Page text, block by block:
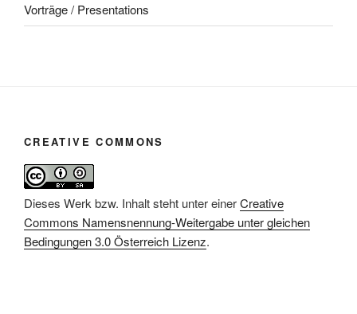
Vorträge / Presentations
CREATIVE COMMONS
Dieses Werk bzw. Inhalt steht unter einerCreative
Commons Namensnennung-Weitergabe unter gleichen
Bedingungen 3.0 Österreich Lizenz.